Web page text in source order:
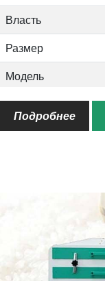
Власть
Размер
Модель
Емкость
Власть
Размер
Подробнее